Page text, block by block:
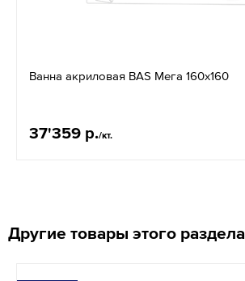
Ванна акриловая BAS Мега 160х160
37'359 р./кт.
Другие товары этого раздела